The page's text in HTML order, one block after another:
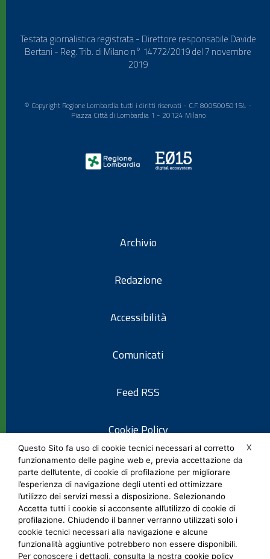
Testata giornalistica registrata - Direttore responsabile Davide
Bertani - Reg. Trib. di Milano n° 14772/2019 del 7 novembre
2019
© Copyright Regione Lombardia tutti i diritti riservati - C.F. 80050050154 -
Piazza Città di Lombardia 1 - 20124 Milano
Archivio
Redazione
Accessibilità
Comunicati
Feed RSS
Cookie Policy
Informativa privacy
Note legali
Social Media Policy
X
Questo Sito fa uso di cookie tecnici necessari al corretto
funzionamento delle pagine web e, previa accettazione da
parte dell’utente, di cookie di profilazione per migliorare
l’esperienza di navigazione degli utenti ed ottimizzare
l’utilizzo dei servizi messi a disposizione. Selezionando
Accetta tutti i cookie si acconsente all’utilizzo di cookie di
profilazione. Chiudendo il banner verranno utilizzati solo i
cookie tecnici necessari alla navigazione e alcune
funzionalità aggiuntive potrebbero non essere disponibili.
Per conoscere i dettagli, consulta la nostra cookie policy